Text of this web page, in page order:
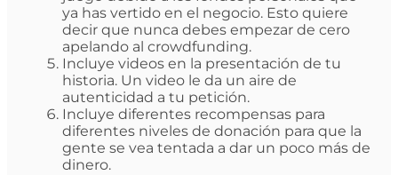
ya has vertido en el negocio. Esto quiere
decir que nunca debes empezar de cero
apelando al crowdfunding.
Incluye videos en la presentación de tu
historia. Un video le da un aire de
autenticidad a tu petición.
Incluye diferentes recompensas para
diferentes niveles de donación para que la
gente se vea tentada a dar un poco más de
dinero.